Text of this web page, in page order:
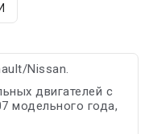
Nissan.
двигателей с
модельного года,